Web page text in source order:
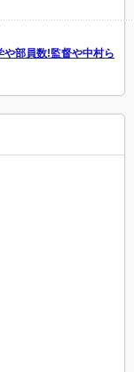
部員数!監督や中村ら